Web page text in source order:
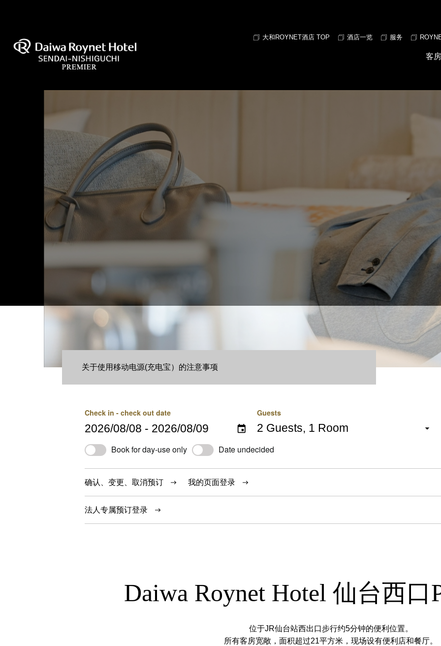
大和ROYNET酒店 TOP 酒店一览 服务
客房
关于使用移动电源(充电宝）的注意事项
Check in - check out date Guests
Book for day-use only Date undecided
确认、变更、取消预订 我的页面登录
法人专属预订登录
Daiwa Roynet Hotel 仙台西口
位于JR仙台站西出口步行约5分钟的便利位置。
所有客房宽敞，面积超过21平方米，现场设有便利店和餐厅。